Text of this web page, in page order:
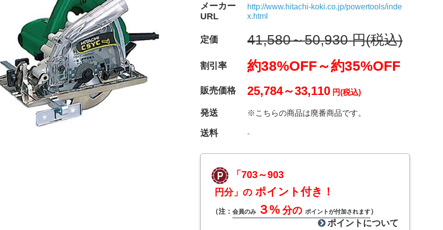
メーカー
URL
http://www.hitachi-koki.co.jp/powertools/inde
x.html
定価 41,580～50,930 円(税込)
割引率 約38%OFF～約35%OFF
販売価格 25,784～33,110 円(税込)
発送 ※こちらの商品は廃番商品です。
送料 -
「703～903
円分」のポイント付き！
（注： 会員のみ ３% 分のポイントが付加されます）
ポイントについて